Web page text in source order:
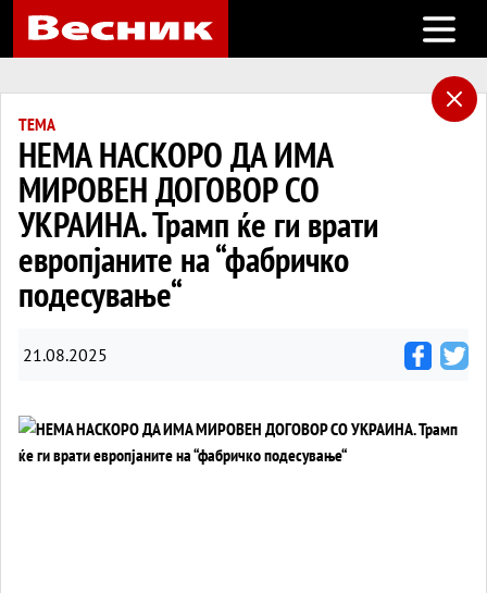
Open
ТЕМА
НЕМА НАСКОРО ДА ИМА
МИРОВЕН ДОГОВОР СО
УКРАИНА. Трамп ќе ги врати
европјаните на “фабричко
подесување“
21.08.2025